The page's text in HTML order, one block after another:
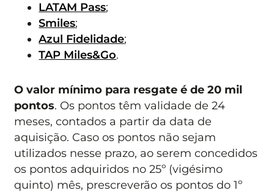
LATAM Pass;
Smiles;
Azul Fidelidade;
TAP Miles&Go.
O valor mínimo para resgate é de 20 mil
pontos. Os pontos têm validade de 24
meses, contados a partir da data de
aquisição. Caso os pontos não sejam
utilizados nesse prazo, ao serem concedidos
os pontos adquiridos no 25º (vigésimo
quinto) mês, prescreverão os pontos do 1º